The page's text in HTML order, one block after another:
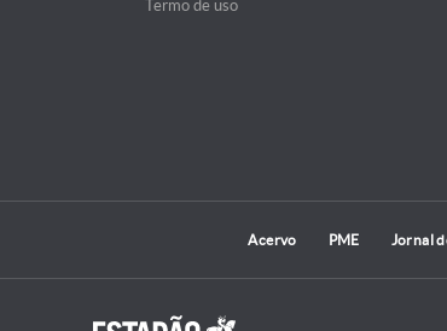
Termo de uso
Acervo PME Jornal